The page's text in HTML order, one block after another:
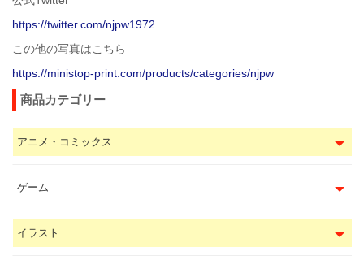
https://twitter.com/njpw1972
この他の写真はこちら
https://ministop-print.com/products/categories/njpw
商品カテゴリー
アニメ・コミックス
ゲーム
イラスト